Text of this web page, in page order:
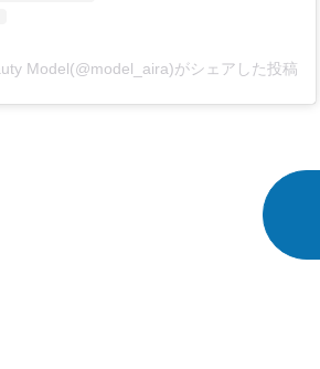
Model(@model_aira)がシェアした投稿